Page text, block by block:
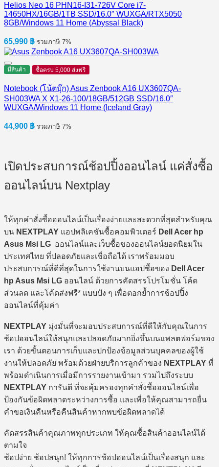
Helios Neo 16 PHN16-I31-726V Core i7-
14650HX/16GB/1TB SSD/16.0″ WUXGA/RTX5050
8GB/Windows 11 Home (Abyssal Black)
65,990 ฿ รวมภาษี 7%
มีสินค้า ซื้อครบ 5,000 ส่งฟรี
Notebook (โน้ตบุ๊ก) Asus Zenbook A16 UX3607QA-
SH003WA X X1-26-100/18GB/512GB SSD/16.0″
WUXGA/Windows 11 Home (Iceland Gray)
44,900 ฿ รวมภาษี 7%
เปิดประสบการณ์ช้อปปิ้งออนไลน์ แค่สั่งซื้อ
ออนไลน์บน Nextplay
ให้ทุกคำสั่งซื้อออนไลน์เป็นเรื่องง่ายและสะดวกที่สุดสำหรับคุณ
บน NEXTPLAY แอปพลิเคชันซื้อคอมพิวเตอร์ Dell Acer hp
Asus Msi LG ออนไลน์และเว็บซื้อของออนไลน์ยอดนิยมใน
ประเทศไทย ที่ปลอดภัยและเชื่อถือได้ เราพร้อมมอบ
ประสบการณ์ที่ดีที่สุดในการใช้งานบนแอปซื้อของ Dell Acer
hp Asus Msi LG ออนไลน์ ด้วยการคัดสรรโปรโมชั่น โค้ด
ส่วนลด และโค้ดส่งฟรี* แบบปัง ๆ เพื่อตอกย้ำการช้อปปิ้ง
ออนไลน์ที่คุ้มค่า
NEXTPLAY มุ่งมั่นที่จะมอบประสบการณ์ที่ดีให้กับคุณในการ
ช้อปออนไลน์ให้สนุกและปลอดภัยมากยิ่งขึ้นบนแพลตฟอร์มของ
เรา ด้วยขั้นตอนการเก็บและปกป้องข้อมูลส่วนบุคคลของผู้ใช้
งานให้ปลอดภัย พร้อมด้วยฝ่ายบริการลูกค้าของ NEXTPLAY ที่
พร้อมดำเนินการเมื่อมีการรายงานเข้ามา รวมไปถึงระบบ
NEXTPLAY การันตี ที่จะคุ้มครองทุกคำสั่งซื้อออนไลน์เพื่อ
ป้องกันข้อผิดพลาดระหว่างการซื้อ และเพื่อให้คุณสามารถยื่น
คำขอเงินคืนหรือคืนสินค้าหากพบข้อผิดพลาดได้
คัดสรรสินค้าคุณภาพทุกประเภท ให้คุณซื้อสินค้าออนไลน์ได้
ตามใจ
ช้อปง่าย ช้อปสนุก! ให้ทุกการช้อปออนไลน์เป็นเรื่องสนุก และ